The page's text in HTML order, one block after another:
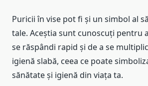
Puricii în vise pot fi și un simbol al
tale. Aceștia sunt cunoscuți pentru
se răspândi rapid și de a se
igienă slabă, ceea ce poate
sănătate și igienă din viața ta.